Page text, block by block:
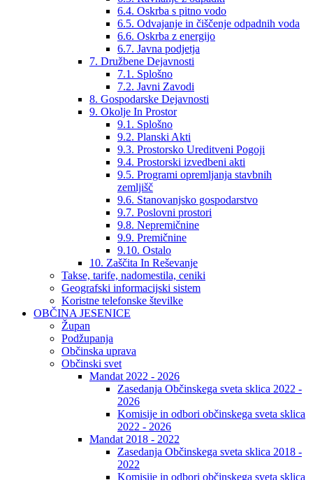
6.4. Oskrba s pitno vodo
6.5. Odvajanje in čiščenje odpadnih voda
6.6. Oskrba z energijo
6.7. Javna podjetja
7. Družbene Dejavnosti
7.1. Splošno
7.2. Javni Zavodi
8. Gospodarske Dejavnosti
9. Okolje In Prostor
9.1. Splošno
9.2. Planski Akti
9.3. Prostorsko Ureditveni Pogoji
9.4. Prostorski izvedbeni akti
9.5. Programi opremljanja stavbnih
zemljišč
9.6. Stanovanjsko gospodarstvo
9.7. Poslovni prostori
9.8. Nepremičnine
9.9. Premičnine
9.10. Ostalo
10. Zaščita In Reševanje
Takse, tarife, nadomestila, ceniki
Geografski informacijski sistem
Koristne telefonske številke
OBČINA JESENICE
Župan
Podžupanja
Občinska uprava
Občinski svet
Mandat 2022 - 2026
Zasedanja Občinskega sveta sklica 2022 -
2026
Komisije in odbori občinskega sveta sklica
2022 - 2026
Mandat 2018 - 2022
Zasedanja Občinskega sveta sklica 2018 -
2022
Komisije in odbori občinskega sveta sklica